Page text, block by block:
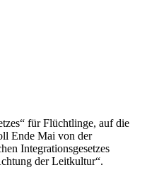
für Flüchtlinge, auf die
Ende Mai von der
Integrationsgesetzes
der Leitkultur“.